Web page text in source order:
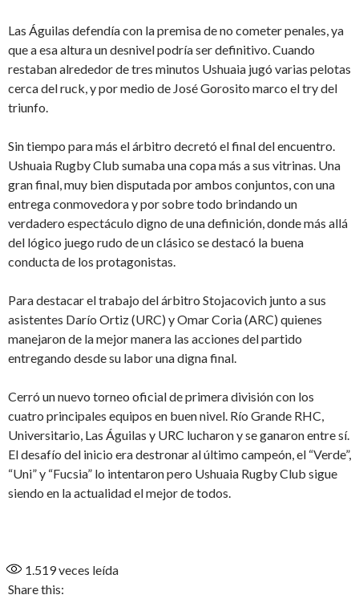
Las Águilas defendía con la premisa de no cometer penales, ya
que a esa altura un desnivel podría ser definitivo. Cuando
restaban alrededor de tres minutos Ushuaia jugó varias pelotas
cerca del ruck, y por medio de José Gorosito marco el try del
triunfo.
Sin tiempo para más el árbitro decretó el final del encuentro.
Ushuaia Rugby Club sumaba una copa más a sus vitrinas. Una
gran final, muy bien disputada por ambos conjuntos, con una
entrega conmovedora y por sobre todo brindando un
verdadero espectáculo digno de una definición, donde más allá
del lógico juego rudo de un clásico se destacó la buena
conducta de los protagonistas.
Para destacar el trabajo del árbitro Stojacovich junto a sus
asistentes Darío Ortiz (URC) y Omar Coria (ARC) quienes
manejaron de la mejor manera las acciones del partido
entregando desde su labor una digna final.
Cerró un nuevo torneo oficial de primera división con los
cuatro principales equipos en buen nivel. Río Grande RHC,
Universitario, Las Águilas y URC lucharon y se ganaron entre sí.
El desafío del inicio era destronar al último campeón, el “Verde”,
“Uni” y “Fucsia” lo intentaron pero Ushuaia Rugby Club sigue
siendo en la actualidad el mejor de todos.
1.519veces leída
Share this: